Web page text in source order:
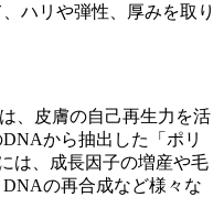
ハリや弾性、厚みを取り
、皮膚の自己再生力を活
から抽出した「ポリ
は、成長因子の増産や毛
の再合成など様々な